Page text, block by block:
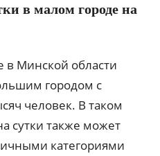
в малом городе на
Минской области
городом с
человек. В таком
сутки также может
категориями